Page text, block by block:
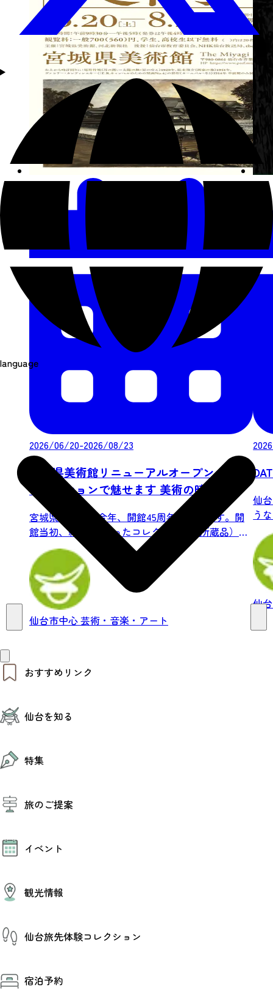
language
おすすめリンク
モデルコース
お得なチケット
仙台を知る
エリアガイド
仙台から行く東北周遊旅
伝統的工芸品
特集
夜時間トピックス
旅のご提案
AIおまかせコース
イベント
その他イベント情報（音楽・展示会）
観光情報
温泉
プロスポーツチーム・プロオーケストラ
仙台の銘品
仙台旅先体験コレクション
体験プログラム検索（予約）
宿泊予約
2026/06/20-2026/08/23
宮城県美術館リニューアルオープン 全館
コレクションで魅せます 美術の時代
宮城県美術館は今年、開館45周年を迎えます。開
館当初、約700点だったコレクション（所蔵品）
仙台市中心芸術・音楽・アート
仙
う
業
仙